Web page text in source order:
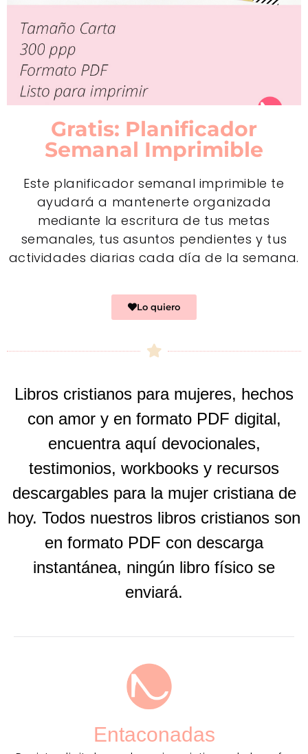
Gratis: Planificador
Semanal Imprimible
Este planificador semanal imprimible te
ayudará a mantenerte organizada
mediante la escritura de tus metas
semanales, tus asuntos pendientes y tus
actividades diarias cada día de la semana.
Lo quiero
Libros cristianos para mujeres, hechos
con amor y en formato PDF digital,
encuentra aquí devocionales,
testimonios, workbooks y recursos
descargables para la mujer cristiana de
hoy. Todos nuestros libros cristianos son
en formato PDF con descarga
instantánea, ningún libro físico se
enviará.
Entaconadas